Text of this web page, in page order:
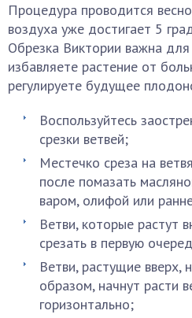
Процедура проводится
воздуха уже достигает 5
Обрезка Виктории важна
избавляете растение от
регулируете будущее
Воспользуйтесь
срезки ветвей;
Местечко среза на
после помазать
варом, олифой или
Ветви, которые растут
срезать в первую
Ветви, растущие вверх,
образом, начнут расти
горизонтально;